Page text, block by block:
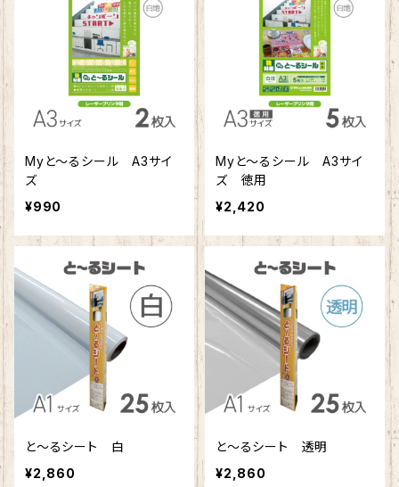
Myと～るシール A3サイ
ズ
¥990
Myと～るシール A3サイ
ズ 徳用
¥2,420
と〜るシート 白
¥2,860
と〜るシート 透明
¥2,860